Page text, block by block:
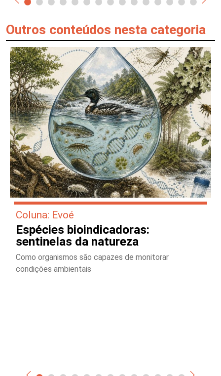
Outros conteúdos nesta categoria
Coluna: Evoé
Espécies bioindicadoras:
sentinelas da natureza
Como organismos são capazes de monitorar
condições ambientais